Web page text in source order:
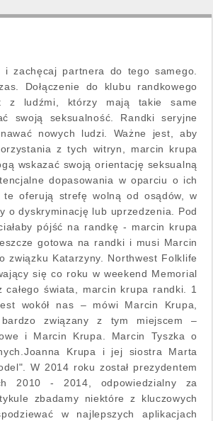
zachęcaj partnera do tego samego.
Dołączenie do klubu randkowego
z ludźmi, którzy mają takie same
swoją seksualność. Randki seryjne
nowych ludzi. Ważne jest, aby
z tych witryn, marcin krupa
wskazać swoją orientację seksualną
dopasowania w oparciu o ich
oferują strefę wolną od osądów, w
o dyskryminację lub uprzedzenia. Pod
pójść na randkę - marcin krupa
gotowa na randki i musi Marcin
związku Katarzyny. Northwest Folklife
się co roku w weekend Memorial
świata, marcin krupa randki. 1
wokół nas – mówi Marcin Krupa,
związany z tym miejscem –
i Marcin Krupa. Marcin Tyszka o
Krupa i jej siostra Marta
W 2014 roku został prezydentem
2010 - 2014, odpowiedzialny za
zbadamy niektóre z kluczowych
w najlepszych aplikacjach